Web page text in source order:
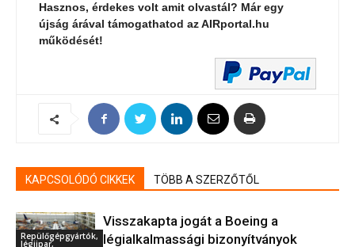
Hasznos, érdekes volt amit olvastál? Már egy
újság árával támogathatod az AIRportal.hu
működését!
KAPCSOLÓDÓ CIKKEK TÖBB A SZERZŐTŐL
Repülőgépgyártók,
légiipar,
Visszakapta jogát a Boeing a
légialkalmassági bizonyítványok